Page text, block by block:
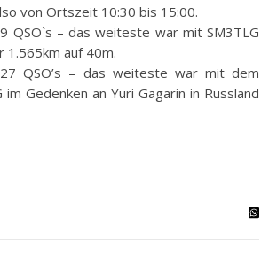
von Ortszeit 10:30 bis 15:00.
QSO`s – das weiteste war mit SM3TLG
1.565km auf 40m.
QSO’s – das weiteste war mit dem
im Gedenken an Yuri Gagarin in Russland